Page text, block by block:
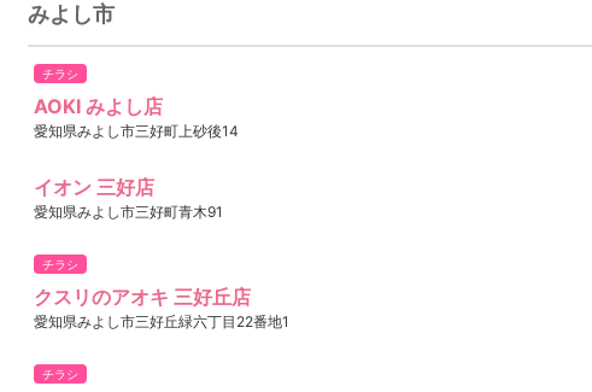
みよし市
チラシ
AOKI みよし店
愛知県みよし市三好町上砂後14
イオン 三好店
愛知県みよし市三好町青木91
チラシ
クスリのアオキ 三好丘店
愛知県みよし市三好丘緑六丁目22番地1
チラシ